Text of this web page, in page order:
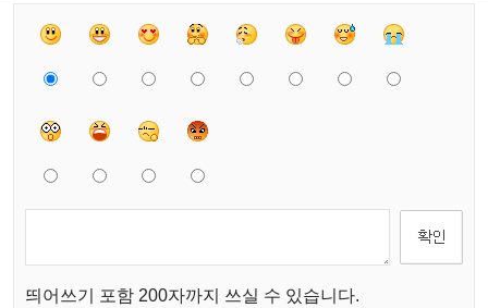
띄어쓰기 포함 200자까지 쓰실 수 있습니다.